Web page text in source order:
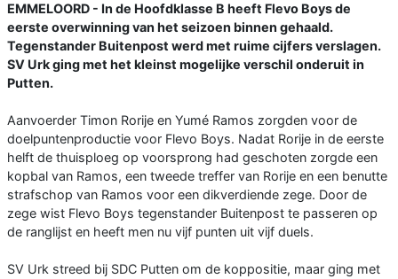
EMMELOORD - In de Hoofdklasse B heeft Flevo Boys de
eerste overwinning van het seizoen binnen gehaald.
Tegenstander Buitenpost werd met ruime cijfers verslagen.
SV Urk ging met het kleinst mogelijke verschil onderuit in
Putten.
Aanvoerder Timon Rorije en Yumé Ramos zorgden voor de
doelpuntenproductie voor Flevo Boys. Nadat Rorije in de eerste
helft de thuisploeg op voorsprong had geschoten zorgde een
kopbal van Ramos, een tweede treffer van Rorije en een benutte
strafschop van Ramos voor een dikverdiende zege. Door de
zege wist Flevo Boys tegenstander Buitenpost te passeren op
de ranglijst en heeft men nu vijf punten uit vijf duels.
SV Urk streed bij SDC Putten om de koppositie, maar ging met